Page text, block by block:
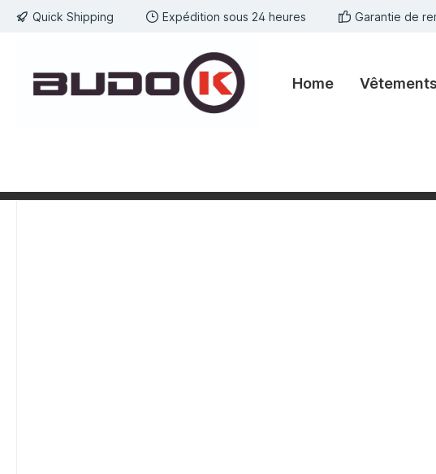
general.skipToNavigation
Quick Shipping Expédition sous 24 heures Garantie de
Home Vêtements